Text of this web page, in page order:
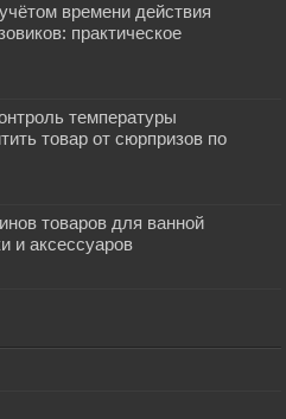
времени действия
практическое
температуры
товар от сюрпризов по
товаров для ванной
и аксессуаров